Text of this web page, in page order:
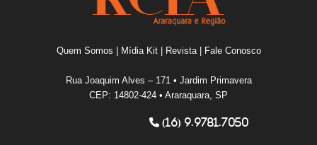
Quem Somos Mídia Kit| Revista| Fale Conosco
Rua Joaquim Alves – 171 • Jardim Primavera
CEP: 14802-424 • Araraquara, SP
(16) 9.9781.7050